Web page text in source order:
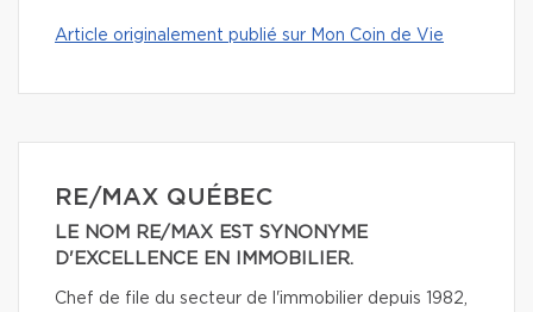
Article originalement publié sur Mon Coin de Vie
RE/MAX QUÉBEC
LE NOM RE/MAX EST SYNONYME
D'EXCELLENCE EN IMMOBILIER.
Chef de file du secteur de l'immobilier depuis 1982,